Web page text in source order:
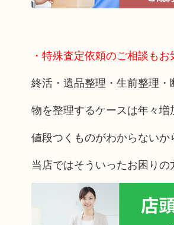
・特殊査定依頼のご相談もお
終活・遺品整理・生前整理・
物を整理するケースは年々増
値段つくものがわからない
当店ではそういったお困りの